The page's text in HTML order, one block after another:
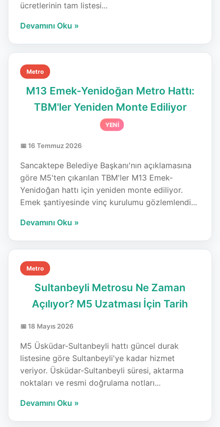
ücretlerinin tam listesi...
Devamını Oku »
Metro
M13 Emek-Yenidoğan Metro Hattı:
TBM'ler Yeniden Monte Ediliyor
YENİ
📅 16 Temmuz 2026
Sancaktepe Belediye Başkanı'nın açıklamasına
göre M5'ten çıkarılan TBM'ler M13 Emek-
Yenidoğan hattı için yeniden monte ediliyor.
Emek şantiyesinde vinç kurulumu gözlemlendi...
Devamını Oku »
Metro
Sultanbeyli Metrosu Ne Zaman
Açılıyor? M5 Uzatması İçin Tarih
📅 18 Mayıs 2026
M5 Üsküdar-Sultanbeyli hattı güncel durak
listesine göre Sultanbeyli'ye kadar hizmet
veriyor. Üsküdar-Sultanbeyli süresi, aktarma
noktaları ve resmi doğrulama notları...
Devamını Oku »